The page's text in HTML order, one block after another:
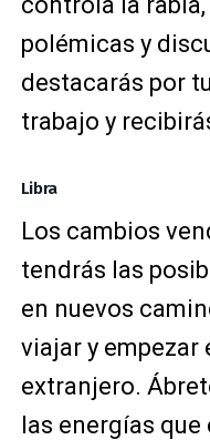
polémicas y
destacarás por
trabajo y
Libra
Los cambios
tendrás las
en nuevos
viajar y
extranjero.
las energías que